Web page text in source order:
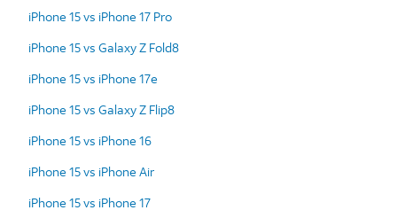
iPhone 15 vs iPhone 17 Pro
iPhone 15 vs Galaxy Z Fold8
iPhone 15 vs iPhone 17e
iPhone 15 vs Galaxy Z Flip8
iPhone 15 vs iPhone 16
iPhone 15 vs iPhone Air
iPhone 15 vs iPhone 17